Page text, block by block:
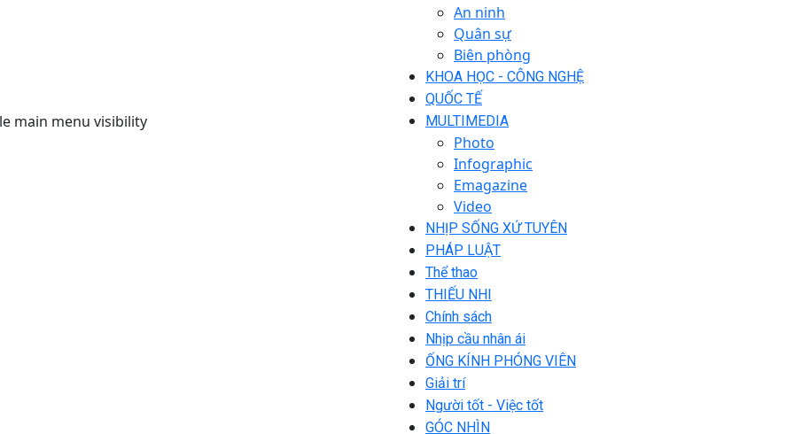
main menu visibility
An ninh
Quân sự
Biên phòng
KHOA HỌC - CÔNG NGHỆ
QUỐC TẾ
MULTIMEDIA
Photo
Infographic
Emagazine
Video
NHỊP SỐNG XỨ TUYÊN
PHÁP LUẬT
Thể thao
THIẾU NHI
Chính sách
Nhịp cầu nhân ái
ỐNG KÍNH PHÓNG VIÊN
Giải trí
Người tốt - Việc tốt
GÓC NHÌN